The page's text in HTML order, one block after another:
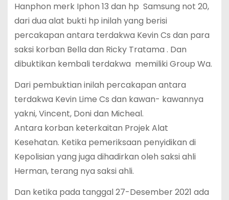
Hanphon merk Iphon 13 dan hp Samsung not 20,
dari dua alat bukti hp inilah yang berisi
percakapan antara terdakwa Kevin Cs dan para
saksi korban Bella dan Ricky Tratama . Dan
dibuktikan kembali terdakwa memiliki Group Wa.
Dari pembuktian inilah percakapan antara
terdakwa Kevin Lime Cs dan kawan- kawannya
yakni, Vincent, Doni dan Micheal.
Antara korban keterkaitan Projek Alat
Kesehatan. Ketika pemeriksaan penyidikan di
Kepolisian yang juga dihadirkan oleh saksi ahli
Herman, terang nya saksi ahli.
Dan ketika pada tanggal 27-Desember 2021 ada